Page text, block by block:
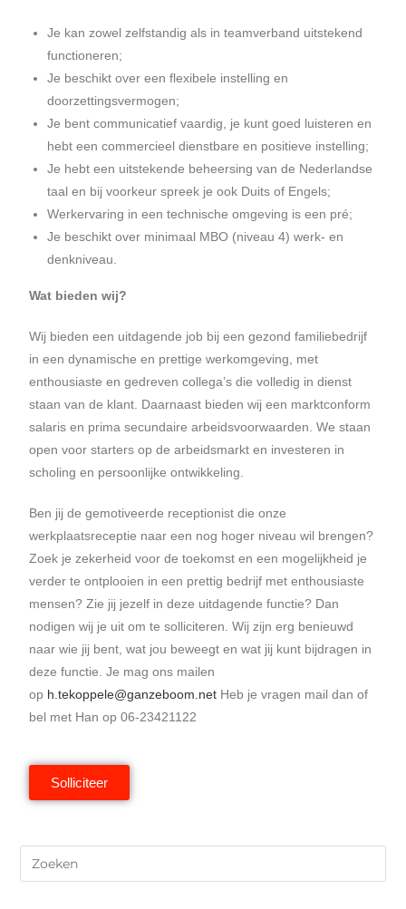
Je kan zowel zelfstandig als in teamverband uitstekend
functioneren;
Je beschikt over een flexibele instelling en
doorzettingsvermogen;
Je bent communicatief vaardig, je kunt goed luisteren en
hebt een commercieel dienstbare en positieve instelling;
Je hebt een uitstekende beheersing van de Nederlandse
taal en bij voorkeur spreek je ook Duits of Engels;
Werkervaring in een technische omgeving is een pré;
Je beschikt over minimaal MBO (niveau 4) werk- en
denkniveau.
Wat bieden wij?
Wij bieden een uitdagende job bij een gezond familiebedrijf
in een dynamische en prettige werkomgeving, met
enthousiaste en gedreven collega’s die volledig in dienst
staan van de klant. Daarnaast bieden wij een marktconform
salaris en prima secundaire arbeidsvoorwaarden. We staan
open voor starters op de arbeidsmarkt en investeren in
scholing en persoonlijke ontwikkeling.
Ben jij de gemotiveerde receptionist die onze
werkplaatsreceptie naar een nog hoger niveau wil brengen?
Zoek je zekerheid voor de toekomst en een mogelijkheid je
verder te ontplooien in een prettig bedrijf met enthousiaste
mensen? Zie jij jezelf in deze uitdagende functie? Dan
nodigen wij je uit om te solliciteren. Wij zijn erg benieuwd
naar wie jij bent, wat jou beweegt en wat jij kunt bijdragen in
deze functie. Je mag ons mailen
op h.tekoppele@ganzeboom.net Heb je vragen mail dan of
bel met Han op 06-23421122
Solliciteer